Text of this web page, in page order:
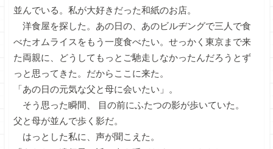
並んでいる。私が大好きだった和紙のお店。
洋食屋を探した。あの日の、あのビルヂングで三人で食
べたオムライスをもう一度食べたい。せっかく東京まで来
た両親に、どうしてもっとご馳走しなかったんだろうとず
っと思ってきた。だからここに来た。
「あの日の元気な父と母に会いたい」。
そう思った瞬間、 目の前にふたつの影が歩いていた。
父と母が並んで歩く影だ。
はっとした私に、声が聞こえた。